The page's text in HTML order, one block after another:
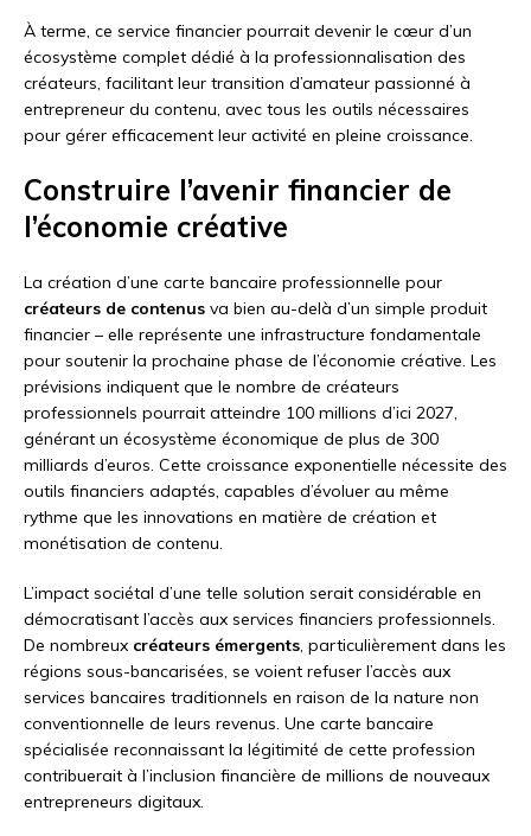
À terme, ce service financier pourrait devenir le cœur d’un
écosystème complet dédié à la professionnalisation des
créateurs, facilitant leur transition d’amateur passionné à
entrepreneur du contenu, avec tous les outils nécessaires
pour gérer efficacement leur activité en pleine croissance.
Construire l’avenir financier de
l’économie créative
La création d’une carte bancaire professionnelle pour
créateurs de contenus va bien au-delà d’un simple produit
financier – elle représente une infrastructure fondamentale
pour soutenir la prochaine phase de l’économie créative. Les
prévisions indiquent que le nombre de créateurs
professionnels pourrait atteindre 100 millions d’ici 2027,
générant un écosystème économique de plus de 300
milliards d’euros. Cette croissance exponentielle nécessite des
outils financiers adaptés, capables d’évoluer au même
rythme que les innovations en matière de création et
monétisation de contenu.
L’impact sociétal d’une telle solution serait considérable en
démocratisant l’accès aux services financiers professionnels.
De nombreux créateurs émergents, particulièrement dans les
régions sous-bancarisées, se voient refuser l’accès aux
services bancaires traditionnels en raison de la nature non
conventionnelle de leurs revenus. Une carte bancaire
spécialisée reconnaissant la légitimité de cette profession
contribuerait à l’inclusion financière de millions de nouveaux
entrepreneurs digitaux.